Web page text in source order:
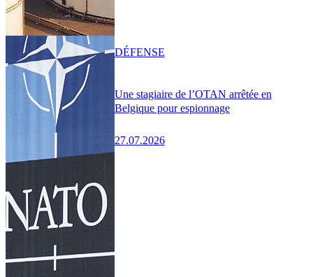
Une stagiaire de l’OTAN arrêtée en
Belgique pour espionnage
27.07.2026
DÉFENSE